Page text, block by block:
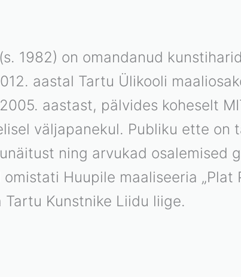
1982) on omandanud
aastal Tartu Ülikooli
aastast, pälvides koheselt
väljapanekul. Publiku ette on
ning arvukad osalemised
Huupile maaliseeria „Plat
Tartu Kunstnike Liidu liige.